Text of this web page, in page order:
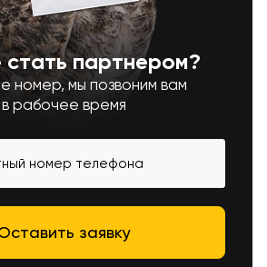
стать партнером?
номер, мы позвоним вам
в рабочее время